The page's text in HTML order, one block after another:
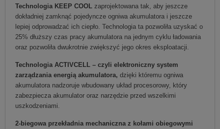
Technologia KEEP COOL zaprojektowana tak, aby jeszcze
dokładniej zamknąć pojedyncze ogniwa akumulatora i jeszcze
lepiej odprowadzać ich ciepło. Technologia ta pozwoliła uzyskać o
25% dłuższy czas pracy akumulatora na jednym cyklu ładowania
oraz pozwoliła dwukrotnie zwiększyć jego okres eksploatacji.
Technologia ACTIVCELL – czyli elektroniczny system
zarządzania energią akumulatora, dzięki któremu ogniwa
akumulatora nadzoruje wbudowany układ procesorowy, który
zabezpiecza akumulator oraz narzędzie przed wszelkimi
uszkodzeniami.
2-biegowa przekładnia mechaniczna z kołami obiegowymi